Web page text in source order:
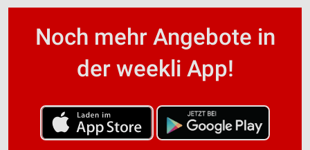
Noch mehr Angebote in
der weekli App!